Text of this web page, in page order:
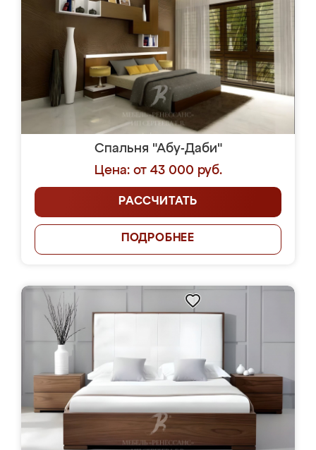
Спальня "Абу-Даби"
Цена: от 43 000 руб.
РАССЧИТАТЬ
ПОДРОБНЕЕ